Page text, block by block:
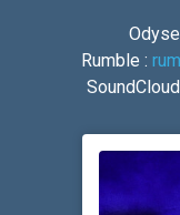
Rumble :